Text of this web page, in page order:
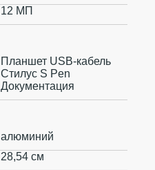
12 МП
Планшет USB-кабель
Стилус S Pen
Документация
алюминий
28,54 см